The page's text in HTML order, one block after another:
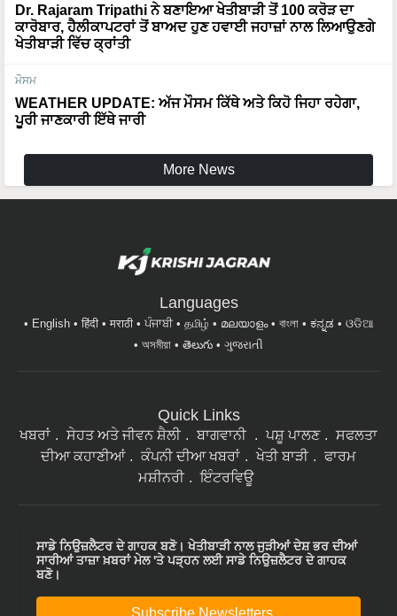
Dr. Rajaram Tripathi ਨੇ ਬਣਾਇਆ ਖੇਤੀਬਾੜੀ ਤੋਂ 100 ਕਰੋੜ ਦਾ
ਕਾਰੋਬਾਰ, ਹੈਲੀਕਾਪਟਰਾਂ ਤੋਂ ਬਾਅਦ ਹੁਣ ਹਵਾਈ ਜਹਾਜ਼ਾਂ ਨਾਲ ਲਿਆਉਣਗੇ
ਖੇਤੀਬਾੜੀ ਵਿੱਚ ਕ੍ਰਾਂਤੀ
ਮੌਸਮ
WEATHER UPDATE: ਅੱਜ ਮੌਸਮ ਕਿੱਥੇ ਅਤੇ ਕਿਹੋ ਜਿਹਾ ਰਹੇਗਾ,
ਪੂਰੀ ਜਾਣਕਾਰੀ ਇੱਥੇ ਜਾਰੀ
More News
Languages
English हिंदी मराठी ਪੰਜਾਬੀ தமிழ் മലയാളം বাংলা ಕನ್ನಡ
ଓଡିଆ
অসমীয়া
తెలుగు ગુજરાતી
Quick Links
ਖਬਰਾਂ ਸੇਹਤ ਅਤੇ ਜੀਵਨ ਸ਼ੈਲੀ ਬਾਗਵਾਨੀ ਪਸ਼ੂ ਪਾਲਣ
ਸਫਲਤਾ
ਦੀਆ ਕਹਾਣੀਆਂ
ਕੰਪਨੀ ਦੀਆ ਖਬਰਾਂ ਖੇਤੀ ਬਾੜੀ
ਫਾਰਮ
ਮਸ਼ੀਨਰੀ
ਇੰਟਰਵਿਊ
ਸਾਡੇ ਨਿਉਜ਼ਲੈਟਰ ਦੇ ਗਾਹਕ ਬਣੋ। ਖੇਤੀਬਾੜੀ ਨਾਲ ਜੁੜੀਆਂ ਦੇਸ਼ ਭਰ ਦੀਆਂ
ਸਾਰੀਆਂ ਤਾਜ਼ਾ ਖ਼ਬਰਾਂ ਮੇਲ 'ਤੇ ਪੜ੍ਹਨ ਲਈ ਸਾਡੇ ਨਿਉਜ਼ਲੈਟਰ ਦੇ ਗਾਹਕ
ਬਣੋ।